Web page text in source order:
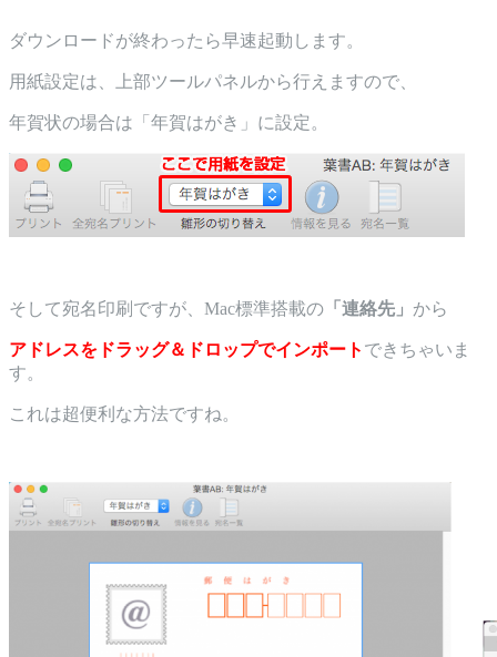
ダウンロードが終わったら早速起動します。
用紙設定は、上部ツールパネルから行えますので、
年賀状の場合は「年賀はがき」に設定。
そして宛名印刷ですが、Mac標準搭載の 「連絡先」 から
アドレスをドラッグ＆ドロップでインポート できちゃいま
す。
これは超便利な方法ですね。